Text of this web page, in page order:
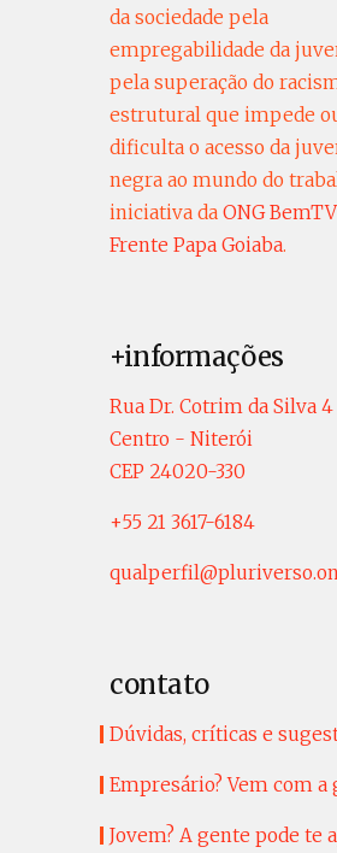
da sociedade pela
empregabilidade da
pela superação do
estrutural que impede
dificulta o acesso da
negra ao mundo do
iniciativa da ONG BemTV
Frente Papa Goiaba.
+informações
Rua Dr. Cotrim da Silva 4
Centro - Niterói
CEP 24020-330
+55 21 3617-6184
contato
Dúvidas, críticas e
Empresário? Vem com a
Jovem? A gente pode te